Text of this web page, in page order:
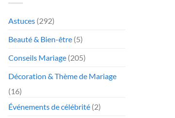
Astuces (292)
Beauté & Bien-être (5)
Conseils Mariage (205)
Décoration & Thème de Mariage
(16)
Événements de célébrité (2)